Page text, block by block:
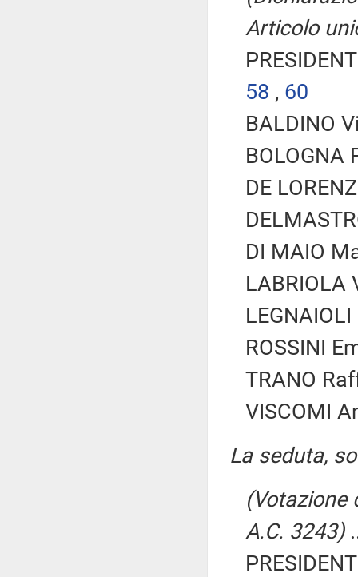
Articolo
58 , 60
BALDINO
BOLOGNA
DE
DI MAIO
LABRIOLA
ROSSINI
TRANO
VISCOMI
La seduta,
(Votazione
A.C. 3243)